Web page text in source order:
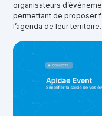
organisateurs
permettant de proposer
l’agenda de leur territoire.